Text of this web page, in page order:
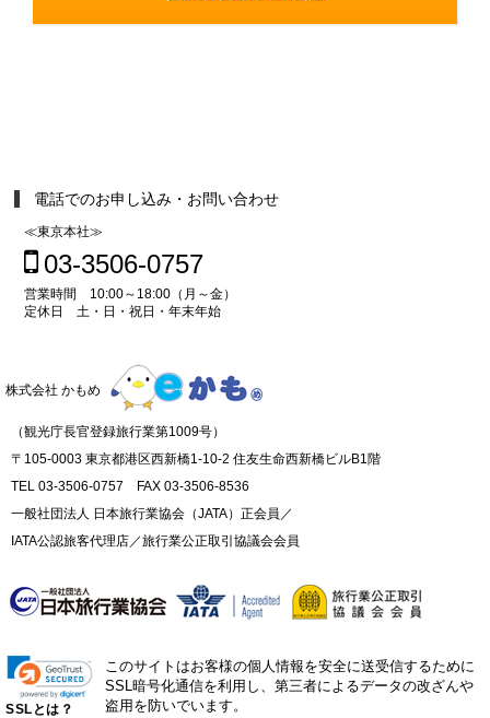
電話でのお申し込み・お問い合わせ
≪東京本社≫
03-3506-0757
営業時間 10:00～18:00（月～金）
定休日 土・日・祝日・年末年始
株式会社 かもめ
（観光庁長官登録旅行業第1009号）
〒105-0003 東京都港区西新橋1-10-2 住友生命西新橋ビルB1階
TEL 03-3506-0757 FAX 03-3506-8536
一般社団法人 日本旅行業協会（JATA）正会員／
IATA公認旅客代理店／旅行業公正取引協議会会員
SSLとは？
このサイトはお客様の個人情報を安全に送受信するために
SSL暗号化通信を利用し、第三者によるデータの改ざんや
盗用を防いでいます。